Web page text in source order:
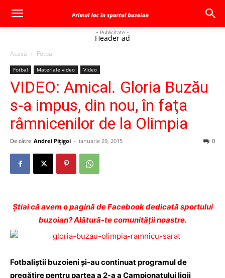
- Publicitate -
Header ad
Acasă Fotbal
Fotbal Materiale video Video
VIDEO: Amical. Gloria Buzău
s-a impus, din nou, în faţa
râmnicenilor de la Olimpia
De către Andrei Pițigoi - ianuarie 29, 2015 0
Ştiai că avem o pagină de Facebook dedicată sportului
buzoian? Alătură-te comunității noastre.
Fotbaliştii buzoieni şi-au continuat programul de
pregătire pentru partea a 2-a a Campionatului ligii